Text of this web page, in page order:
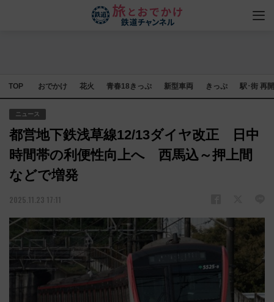
TOP おでかけ 花火 青春18きっぷ 新型車両 きっぷ 駅･街 再
ニュース
都営地下鉄浅草線12/13ダイヤ改正 日中
時間帯の利便性向上へ 西馬込～押上間
などで増発
2025.11.23 17:11